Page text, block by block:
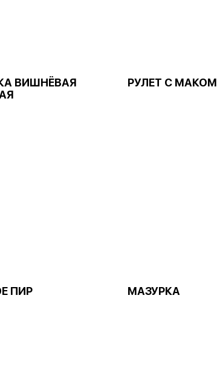
ВИШНЁВАЯ
РУЛЕТ С МАКОМ
ПИР МАЗУРКА